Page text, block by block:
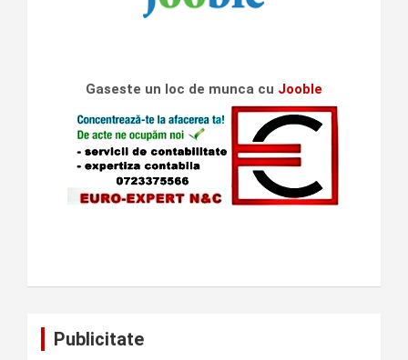
Gaseste un loc de munca cu Jooble
Publicitate